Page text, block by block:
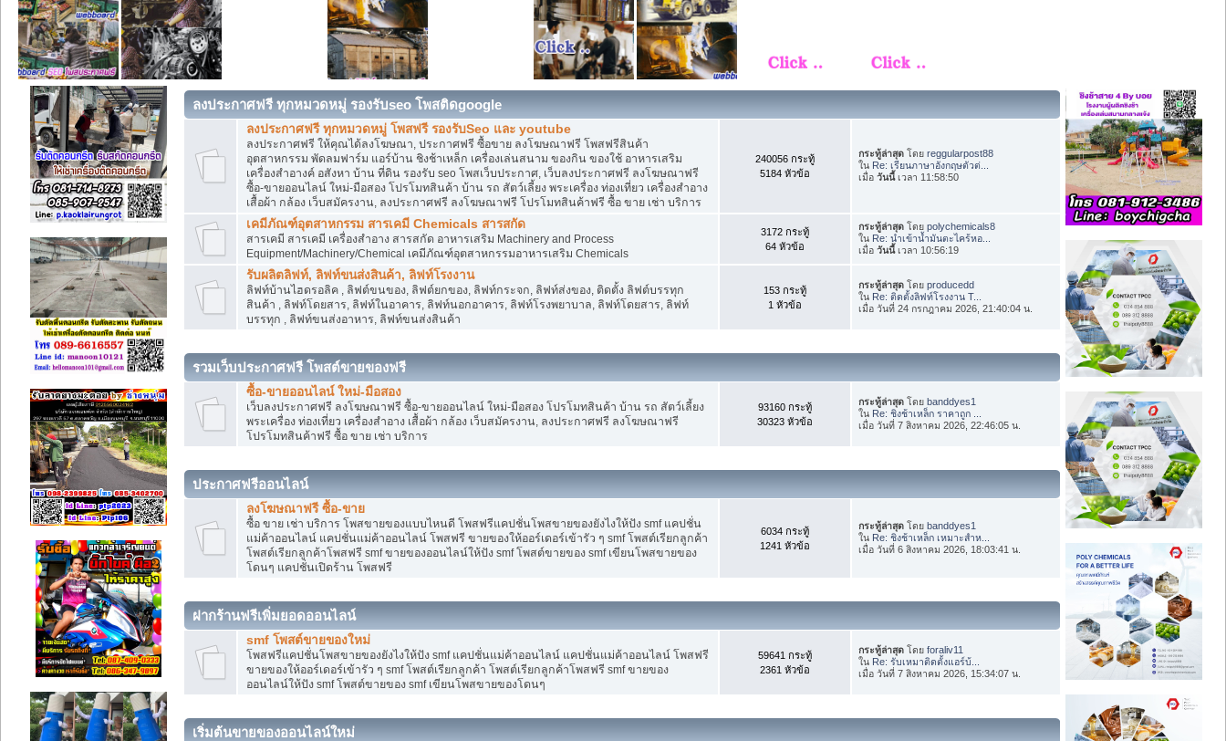
ลงประกาศฟรี ทุกหมวดหมู่ รองรับseo โพสติดgoogle
ลงประกาศฟรี ทุกหมวดหมู่ โพสฟรี รองรับSeo และ youtube
ลงประกาศฟรี ให้คุณได้ลงโฆษณา, ประกาศฟรี ซื้อขาย ลงโฆษณาฟรี โพสฟรีสินค้า
อุตสาหกรรม พัดลมฟาร์ม แอร์บ้าน ชิงช้าเหล็ก เครื่องเล่นสนาม ของกิน ของใช้ อาหารเสริม
เครื่องสำอางค์ อสังหา บ้าน ที่ดิน รองรับ seo โพสเว็บประกาศ, เว็บลงประกาศฟรี ลงโฆษณาฟรี
ซื้อ-ขายออนไลน์ ใหม่-มือสอง โปรโมทสินค้า บ้าน รถ สัตว์เลี้ยง พระเครื่อง ท่องเที่ยว เครื่องสำอาง
เสื้อผ้า กล้อง เว็บสมัครงาน, ลงประกาศฟรี ลงโฆษณาฟรี โปรโมทสินค้าฟรี ซื้อ ขาย เช่า บริการ
240056 กระทู้
5184 หัวข้อ
กระทู้ล่าสุด โดยreggularpost88
ใน Re: เรียนภาษาอังกฤษตัวต่...
เมื่อวันนี้เวลา 11:58:50
เคมีภัณฑ์อุตสาหกรรม สารเคมี Chemicals สารสกัด
สารเคมี สารเคมี เครื่องสำอาง สารสกัด อาหารเสริม Machinery and Process
Equipment/Machinery/Chemical เคมีภัณฑ์อุตสาหกรรมอาหารเสริม Chemicals
3172 กระทู้
64 หัวข้อ
กระทู้ล่าสุด โดยpolychemicals8
ใน Re: นำเข้าน้ำมันตะไคร้หอ...
เมื่อวันนี้เวลา 10:56:19
รับผลิตลิฟท์, ลิฟท์ขนส่งสินค้า, ลิฟท์โรงงาน
ลิฟท์บ้านไฮดรอลิค , ลิฟต์ขนของ, ลิฟต์ยกของ, ลิฟท์กระจก, ลิฟท์ส่งของ, ติดตั้ง ลิฟต์บรรทุก
สินค้า , ลิฟท์โดยสาร, ลิฟท์ในอาคาร, ลิฟท์นอกอาคาร, ลิฟท์โรงพยาบาล, ลิฟท์โดยสาร, ลิฟท์
บรรทุก , ลิฟท์ขนส่งอาหาร, ลิฟท์ขนส่งสินค้า
153 กระทู้
1 หัวข้อ
กระทู้ล่าสุด โดยproducedd
ใน Re: ติดตั้งลิฟท์โรงงาน T...
เมื่อ วันที่ 24 กรกฎาคม 2026, 21:40:04 น.
รวมเว็บประกาศฟรี โพสต์ขายของฟรี
ซื้อ-ขายออนไลน์ ใหม่-มือสอง
เว็บลงประกาศฟรี ลงโฆษณาฟรี ซื้อ-ขายออนไลน์ ใหม่-มือสอง โปรโมทสินค้า บ้าน รถ สัตว์เลี้ยง
พระเครื่อง ท่องเที่ยว เครื่องสำอาง เสื้อผ้า กล้อง เว็บสมัครงาน, ลงประกาศฟรี ลงโฆษณาฟรี
โปรโมทสินค้าฟรี ซื้อ ขาย เช่า บริการ
93160 กระทู้
30323 หัวข้อ
กระทู้ล่าสุด โดยbanddyes1
ใน Re: ชิงช้าเหล็ก ราคาถูก ...
เมื่อ วันที่ 7 สิงหาคม 2026, 22:46:05 น.
ประกาศฟรีออนไลน์
ลงโฆษณาฟรี ซื้อ-ขาย
ซื้อ ขาย เช่า บริการ โพสขายของแบบไหนดี โพสฟรีแคปชั่นโพสขายของยังไงให้ปัง smf แคปชั่น
แม่ค้าออนไลน์ แคปชั่นแม่ค้าออนไลน์ โพสฟรี ขายของให้ออร์เดอร์เข้ารัว ๆ smf โพสต์เรียกลูกค้า
โพสต์เรียกลูกค้าโพสฟรี smf ขายของออนไลน์ให้ปัง smf โพสต์ขายของ smf เขียนโพสขายของ
โดนๆ แคปชั่นเปิดร้าน โพสฟรี
6034 กระทู้
1241 หัวข้อ
กระทู้ล่าสุด โดยbanddyes1
ใน Re: ชิงช้าเหล็ก เหมาะสำห...
เมื่อ วันที่ 6 สิงหาคม 2026, 18:03:41 น.
ฝากร้านฟรีเพิ่มยอดออนไลน์
smf โพสต์ขายของใหม่
โพสฟรีแคปชั่นโพสขายของยังไงให้ปัง smf แคปชั่นแม่ค้าออนไลน์ แคปชั่นแม่ค้าออนไลน์ โพสฟรี
ขายของให้ออร์เดอร์เข้ารัว ๆ smf โพสต์เรียกลูกค้า โพสต์เรียกลูกค้าโพสฟรี smf ขายของ
ออนไลน์ให้ปัง smf โพสต์ขายของ smf เขียนโพสขายของโดนๆ
59641 กระทู้
2361 หัวข้อ
กระทู้ล่าสุด โดยforaliv11
ใน Re: รับเหมาติดตั้งแอร์บ้...
เมื่อ วันที่ 7 สิงหาคม 2026, 15:34:07 น.
เริ่มต้นขายของออนไลน์ใหม่